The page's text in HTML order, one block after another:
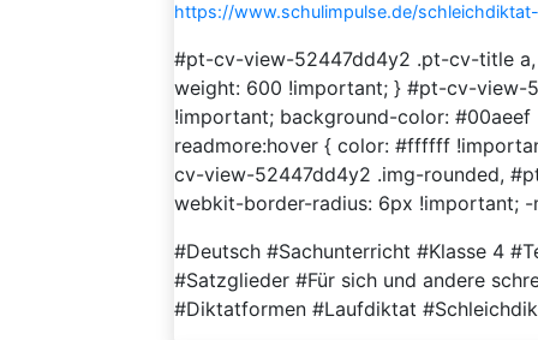
https://www.schulimpulse.de/
#pt-cv-view-52447dd4y2 .pt-cv-title
weight: 600 !important; } #pt-cv-
!important; background-color:
readmore:hover { color: #ffffff
cv-view-52447dd4y2 .img-rounded,
webkit-border-radius: 6px !important;
#Deutsch #Sachunterricht #Klasse 4
#Satzglieder #Für sich und andere
#Diktatformen #Laufdiktat